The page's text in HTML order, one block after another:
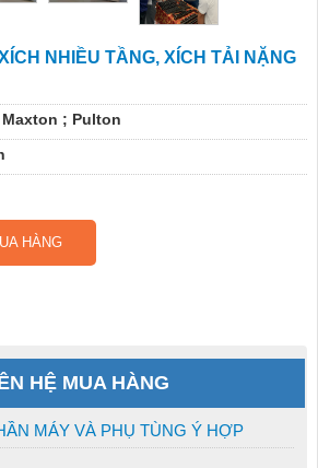
NHIỀU TẦNG, XÍCH TẢI NẶNG
; Pulton
HÀNG
HỆ MUA HÀNG
MÁY VÀ PHỤ TÙNG Ý HỢP